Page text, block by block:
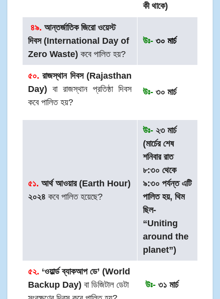
কী থাকে)
৪৯. আন্তর্জাতিক জিরো ওয়েস্ট
দিবস (International Day of
Zero Waste) কবে পালিত হয়?
উঃ- ৩০ মার্চ
৫০. রাজস্থান দিবস (Rajasthan
Day) বা রাজস্থান প্রতিষ্ঠা দিবস
কবে পালিত হয়?
উঃ- ৩০ মার্চ
৫১. আর্থ আওয়ার (Earth Hour)
২০২৪ কবে পালিত হয়েছে?
উঃ- ২৩ মার্চ
(মার্চের শেষ
শনিবার রাত
৮:৩০ থেকে
৯:৩০ পর্যন্ত এটি
পালিত হয়, থিম
ছিল-
“Uniting
around the
planet”)
৫২. ‘ওয়ার্ল্ড ব্যাকআপ ডে’ (World
Backup Day) বা ডিজিটাল ডেটা
উঃ- ৩১ মার্চ